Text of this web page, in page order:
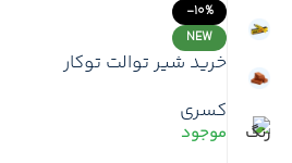
-10%
NEW
خرید شیر توالت توکار
گارانتی معتبر + تخفیف ویژه
+ ارسال سریع
کسری